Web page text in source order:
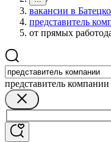
вакансии в
представитель
от прямых
представитель компании